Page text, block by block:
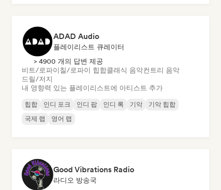
ADAD Audio
플레이리스트 큐레이터
> 4900 개의 답변 제공
비트/로파이칠/로파이 힙합클래식 음악컨트리 음악
드릴/저지
내 영향력 있는 플레이리스트에 아티스트 추가
힙합 인디 포크 인디 팝 인디 록 기악
기악 힙합
국제 랩
영어 랩
Good Vibrations Radio
라디오 방송국